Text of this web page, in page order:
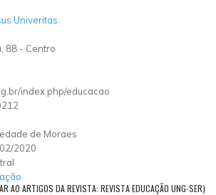
Univeritas
88 - Centro
index.php/educacao
de Moraes
2020
AO ARTIGOS DA REVISTA: REVISTA EDUCAÇÃO UNG-SER)